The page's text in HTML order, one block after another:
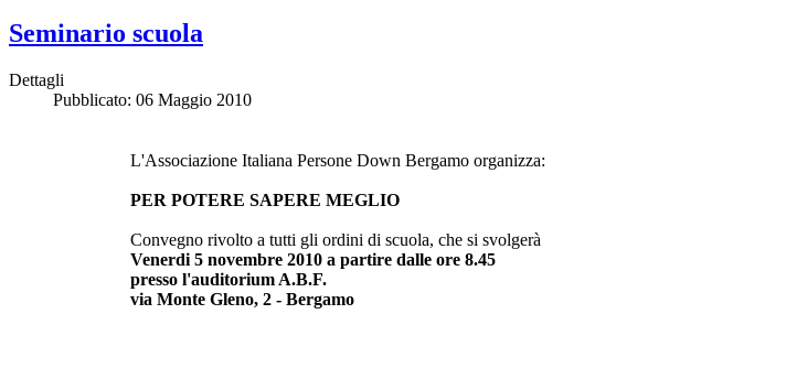
Seminario scuola
Dettagli
Pubblicato: 06 Maggio 2010
L'Associazione Italiana Persone Down Bergamo organizza:
PER POTERE SAPERE MEGLIO
Convegno rivolto a tutti gli ordini di scuola, che si svolgerà
Venerdi 5 novembre 2010 a partire dalle ore 8.45
presso l'auditorium A.B.F.
via Monte Gleno, 2 - Bergamo